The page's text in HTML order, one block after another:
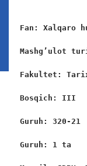
Fan: Xalqaro
Mashg’ulot
Fakultet:
Bosqich: III
Guruh: 320-21
Guruh: 1 ta